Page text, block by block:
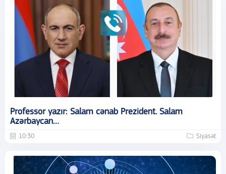
Professor yazır: Salam cənab Prezident. Salam
Azərbaycan…
10:30 Siyasət